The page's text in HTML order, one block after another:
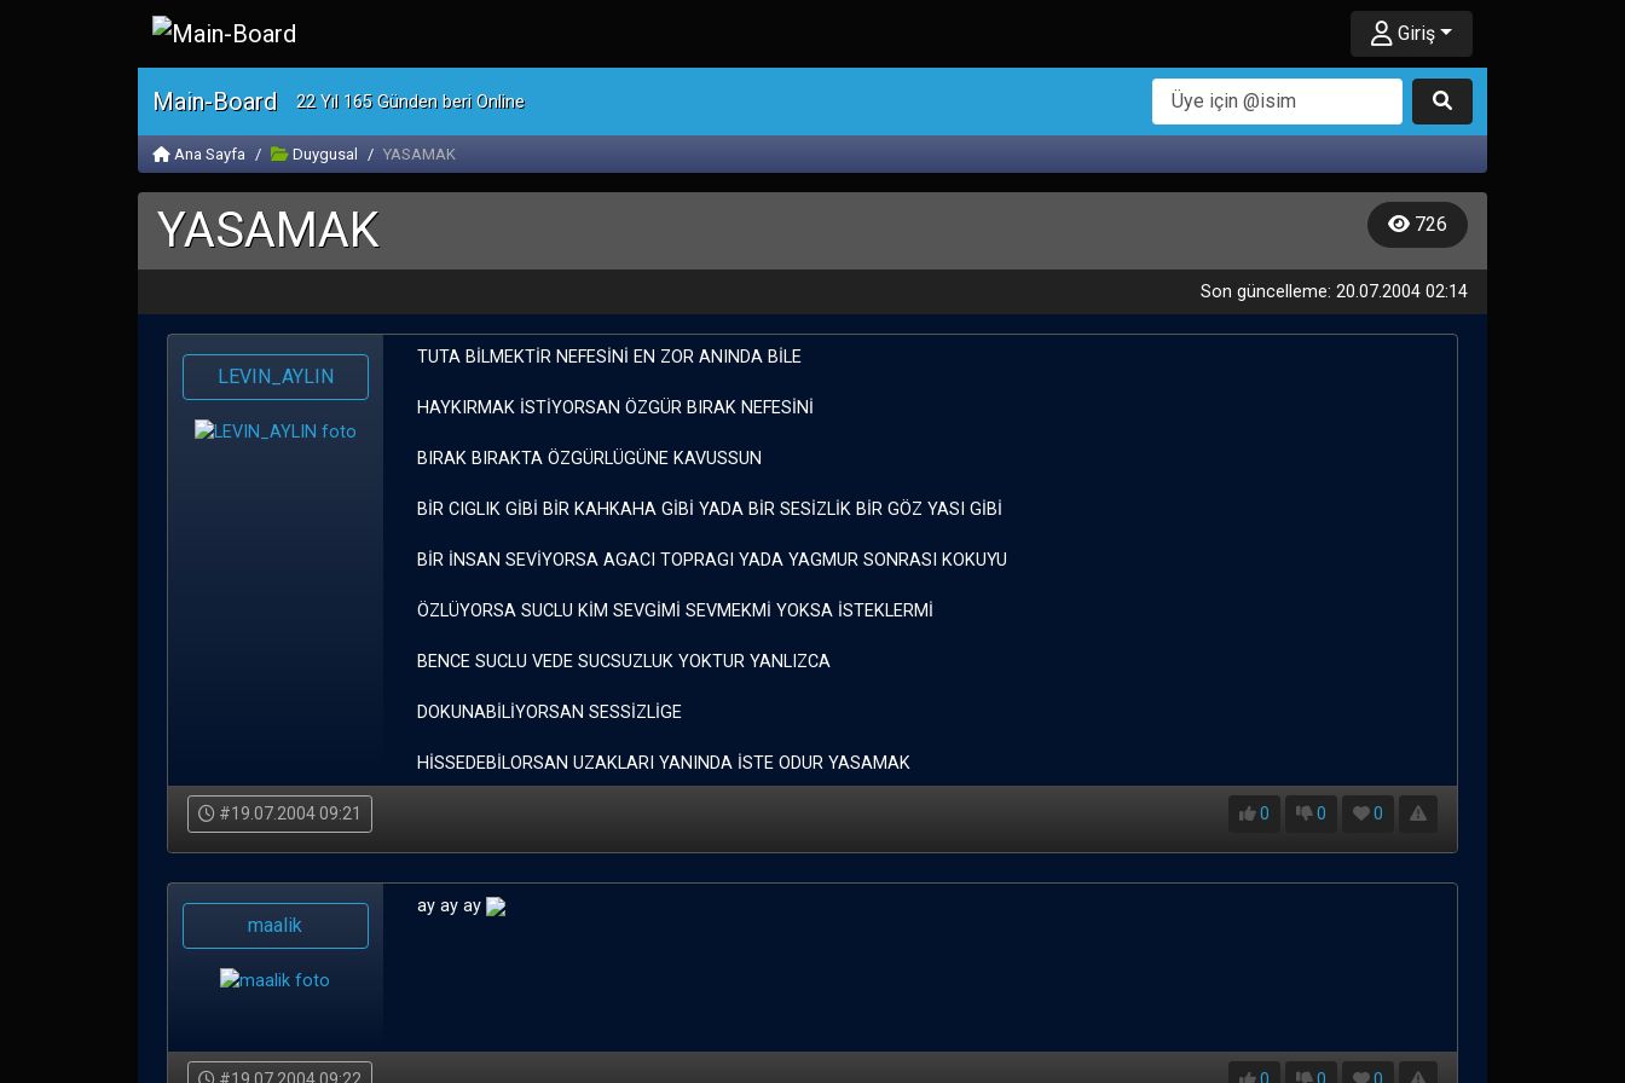
Giriş
Main-Board 22 Yıl 165 Günden beri Online
Ana Sayfa Duygusal YASAMAK
YASAMAK 726
Son güncelleme: 20.07.2004 02:14
LEVIN_AYLIN
TUTA BİLMEKTİR NEFESİNİ EN ZOR ANINDA BİLE
HAYKIRMAK İSTİYORSAN ÖZGÜR BIRAK NEFESİNİ
BIRAK BIRAKTA ÖZGÜRLÜGÜNE KAVUSSUN
BİR CIGLIK GİBİ BİR KAHKAHA GİBİ YADA BİR SESİZLİK BİR GÖZ YASI GİBİ
BİR İNSAN SEVİYORSA AGACI TOPRAGI YADA YAGMUR SONRASI KOKUYU
ÖZLÜYORSA SUCLU KİM SEVGİMİ SEVMEKMİ YOKSA İSTEKLERMİ
BENCE SUCLU VEDE SUCSUZLUK YOKTUR YANLIZCA
DOKUNABİLİYORSAN SESSİZLİGE
HİSSEDEBİLORSAN UZAKLARI YANINDA İSTE ODUR YASAMAK
#19.07.2004 09:21 0 0 0
maalik
ay ay ay